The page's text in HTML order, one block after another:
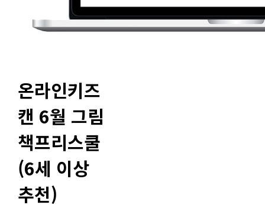
온라인키즈
캔 6월 그림
책프리스쿨
(6세 이상
추천)